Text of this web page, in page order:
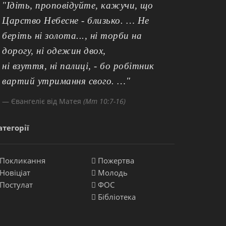
"Ідіть, проповідуйте, кажучи, що
Царство Небесне - близько. … Не
беріть ні золота..., ні торби на
дорогу, ні одежин двох,
ні взуття, ні палиці, - бо робітник
вартий утримання свого. …"
Євангеліє від Матея (Мт 10:7-16)
Покликання
Новіціат
Постулат
Пожертва
Молодь
ФОС
Бібліотека